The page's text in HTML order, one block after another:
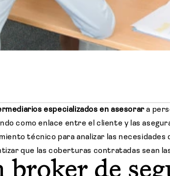
especializados en asesorara
como enlace entre el cliente y las
técnico para analizar las
que las coberturas contratadas sean
broker de